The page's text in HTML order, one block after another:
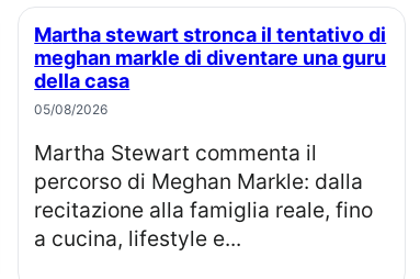
Martha stewart stronca il tentativo di
meghan markle di diventare una guru
della casa
05/08/2026
Martha Stewart commenta il
percorso di Meghan Markle: dalla
recitazione alla famiglia reale, fino
a cucina, lifestyle e...